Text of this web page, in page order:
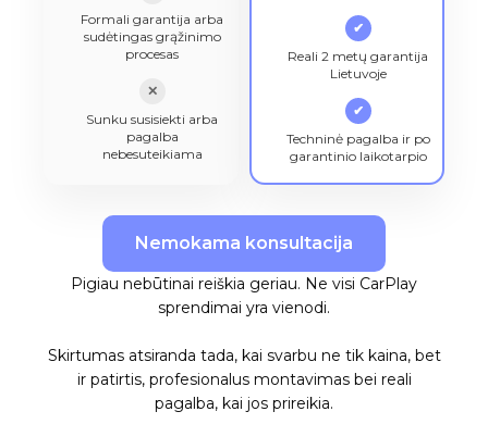
Formali garantija arba
sudėtingas grąžinimo
procesas
✕
Sunku susisiekti arba
pagalba
nebesuteikiama
✔
Reali 2 metų garantija
Lietuvoje
✔
Techninė pagalba ir po
garantinio laikotarpio
Nemokama konsultacija
Pigiau nebūtinai reiškia geriau. Ne visi CarPlay
sprendimai yra vienodi.
Skirtumas atsiranda tada, kai svarbu ne tik kaina, bet
ir patirtis, profesionalus montavimas bei reali
pagalba, kai jos prireikia.